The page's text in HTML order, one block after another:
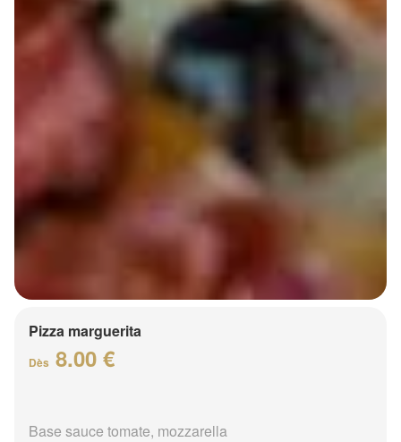
Pizza marguerita
Dès 8.00 €
Base sauce tomate, mozzarella